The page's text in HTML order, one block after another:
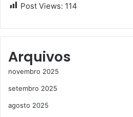
Post Views: 114
Arquivos
novembro 2025
setembro 2025
agosto 2025